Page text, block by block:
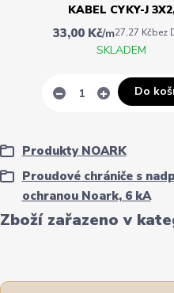
Zboží zařazeno v
Produkty NOARK
Proudové chrániče s
ochranou Noark, 6 kA
KABEL CYKY-J
33,00 Kč/m27,27 Kčbez
SKLADEM
Do